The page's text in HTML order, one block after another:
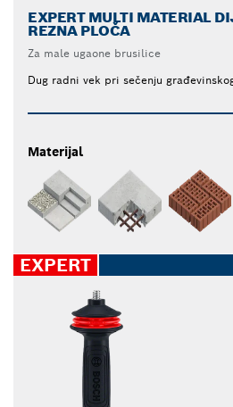
EXPERT MULTI MATERIAL
REZNA PLOČA
Za male ugaone brusilice
Dug radni vek pri sečenju
Materijal
EXPERT